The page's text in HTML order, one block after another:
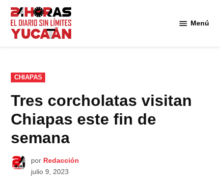
Saltar
contenido
Menú
PUBLICADO
EN
CHIAPAS
Tres corcholatas visitan
Chiapas este fin de
semana
por Redacción
julio 9, 2023